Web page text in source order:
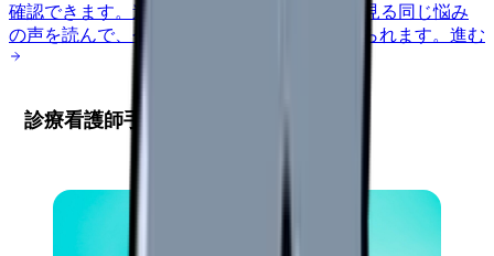
確認できます。 進む 匿名掲示板で本音を見る 同じ悩み
の声を読んで、今の職場だけの問題か確かめられます。 進む
診療看護師手当制度の基本理解